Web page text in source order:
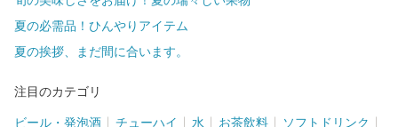
夏の必需品！ひんやりアイテム
夏の挨拶、まだ間に合います。
注目のカテゴリ
ビール・発泡酒 チューハイ 水 お茶飲料 ソフトドリンク